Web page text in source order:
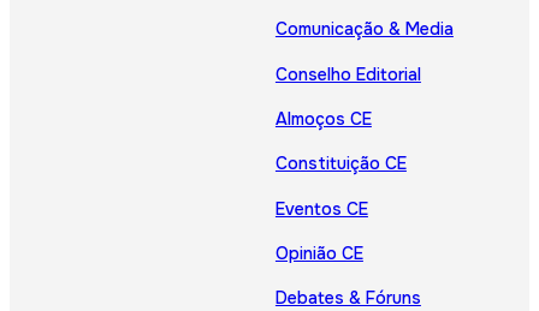
Comunicação & Media
Conselho Editorial
Almoços CE
Constituição CE
Eventos CE
Opinião CE
Debates & Fóruns